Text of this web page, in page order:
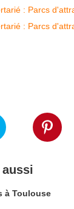
aussi
à Toulouse